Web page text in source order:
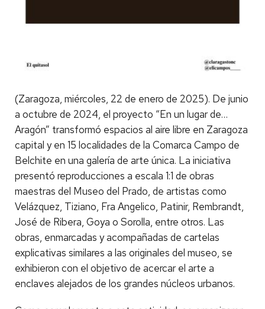
(Zaragoza, miércoles, 22 de enero de 2025). De junio
a octubre de 2024, el proyecto “En un lugar de…
Aragón” transformó espacios al aire libre en Zaragoza
capital y en 15 localidades de la Comarca Campo de
Belchite en una galería de arte única. La iniciativa
presentó reproducciones a escala 1:1 de obras
maestras del Museo del Prado, de artistas como
Velázquez, Tiziano, Fra Angelico, Patinir, Rembrandt,
José de Ribera, Goya o Sorolla, entre otros. Las
obras, enmarcadas y acompañadas de cartelas
explicativas similares a las originales del museo, se
exhibieron con el objetivo de acercar el arte a
enclaves alejados de los grandes núcleos urbanos.